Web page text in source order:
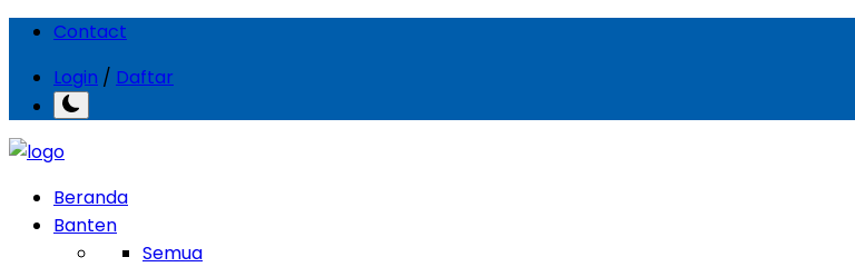
Contact
Login / Daftar
Beranda
Banten
Semua